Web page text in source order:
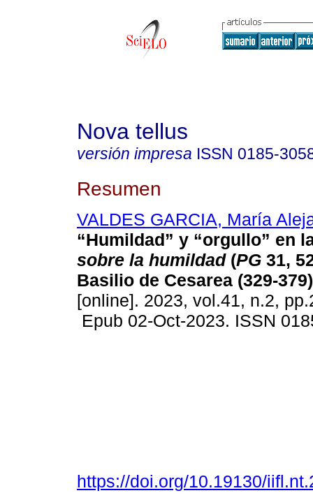
Nova tellus
versión impresa ISSN 0185-
Resumen
VALDES GARCIA, María
“Humildad” y “orgullo” en
sobre la humildad(PG 31,
Basilio de Cesarea (329-379)
[online]. 2023, vol.41, n.2,
Epub 02-Oct-2023. ISSN
https://doi.org/10.19130/